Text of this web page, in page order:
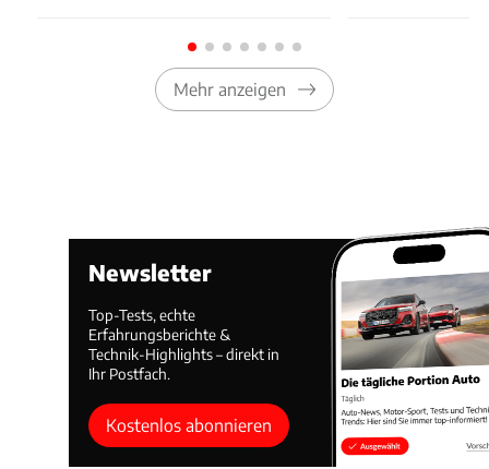
Mehr anzeigen
Newsletter
Top-Tests, echte
Erfahrungsberichte &
Technik-Highlights – direkt in
Ihr Postfach.
Kostenlos abonnieren